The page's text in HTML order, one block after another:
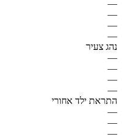
—
—
—
—
נהג צעיר
—
—
—
—
התראת ילד אחורי
—
—
—